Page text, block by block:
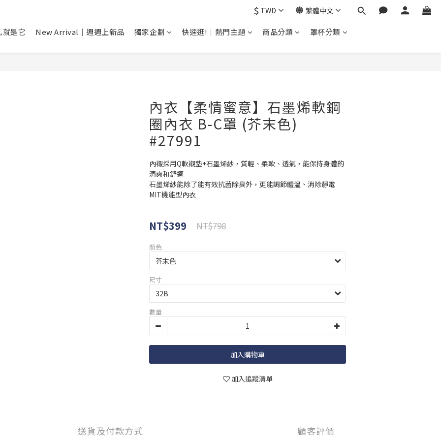
$ TWD 繁體中文
就是它 New Arrival｜週週上新品 獨家企劃 快速逛!｜熱門主題 商品分類 罩杯分類
內衣【柔情蜜意】石墨烯軟鋼
圈內衣 B-C罩 (芥末色)
#27991
內襯採用Q軟襯墊+石墨烯紗，質輕、柔軟、透氣，能保持身體的
清爽和舒適
石墨烯紗能除了能有效抗菌除臭外，更能調節體溫、消除靜電
MIT機能型內衣
NT$399 NT$798
顏色
尺寸
數量
加入購物車
加入追蹤清單
送貨及付款方式 顧客評價